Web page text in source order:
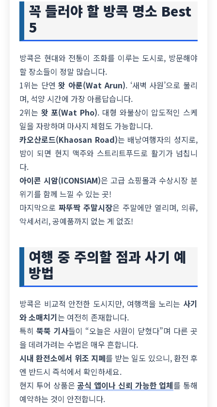
꼭 들러야 할 방콕 명소 Best
5
방콕은 현대와 전통이 조화를 이루는 도시로, 방문해야
할 장소들이 정말 많습니다.
1위는 단연왓 아룬(Wat Arun). ‘새벽 사원’으로 불리
며, 석양 시간에 가장 아름답습니다.
2위는 왓 포(Wat Pho). 대형 와불상이 압도적인 스케
일을 자랑하며 마사지 체험도 가능합니다.
카오산로드(Khaosan Road)는 배낭여행자의 성지로,
밤이 되면 현지 맥주와 스트리트푸드로 활기가 넘칩니
다.
아이콘 시암(ICONSIAM)은 고급 쇼핑몰과 수상시장 분
위기를 함께 느낄 수 있는 곳!
마지막으로 짜뚜짝 주말시장은 주말에만 열리며, 의류,
악세서리, 공예품까지 없는 게 없죠!
여행 중 주의할 점과 사기 예
방법
방콕은 비교적 안전한 도시지만, 여행객을 노리는 사기
와 소매치기는 여전히 존재합니다.
특히뚝뚝 기사들이 “오늘은 사원이 닫혔다”며 다른 곳
을 데려가려는 수법은 매우 흔합니다.
시내 환전소에서 위조 지폐를 받는 일도 있으니, 환전 후
엔 반드시 즉석에서 확인하세요.
현지 투어 상품은 공식 앱이나 신뢰 가능한 업체를 통해
예약하는 것이 안전합니다.